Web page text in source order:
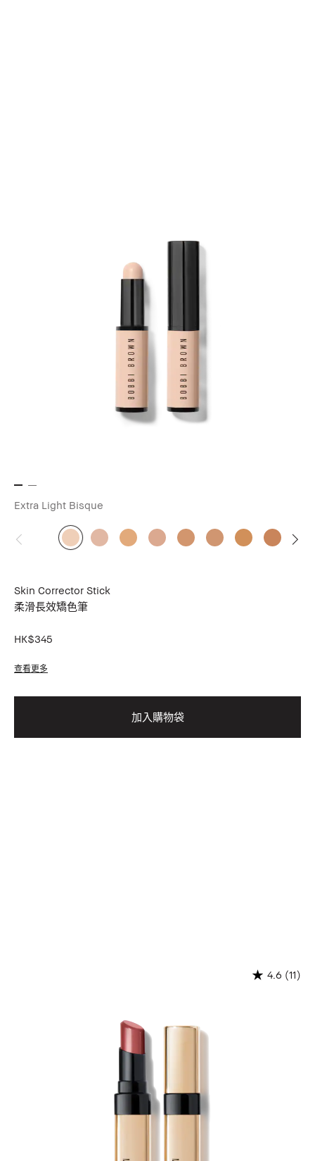
Extra Light Bisque
Skin Corrector Stick
柔滑長效矯色筆
HK$345
查看更多
加入購物袋
4.6 (11)